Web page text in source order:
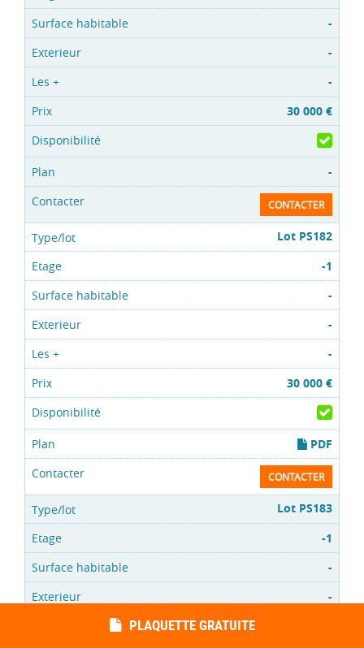
PLAQUETTE GRATUITE
-
-
-
30 000 €
-
CONTACTER
Lot PS182
-1
-
-
-
30 000 €
PDF
CONTACTER
Lot PS183
-1
-
-